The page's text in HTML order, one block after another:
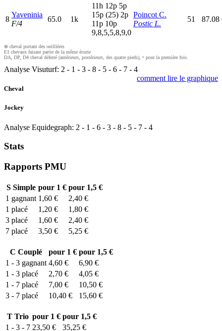
8
Yaveninia
F/4
65.0 1k
11h 12p 5p
15p (25) 2p
11p 10p
9,8,5,5,8,9,0
Poincot C.
Postic L.
51 87.08
⊗ cheval portant des oeilllères
E1 chevaux faisant partie de la même écurie
DA, DP, D4 cheval déferré (antérieurs, postérieurs, des quatre pieds), • pour la première fois.
Analyse Visuturf: 2 - 1 - 3 - 8 - 5 - 6 - 7 - 4
comment lire le graphique
Cheval
Jockey
Analyse Equidegraph: 2 - 1 - 6 - 3 - 8 - 5 - 7 - 4
Stats
Rapports PMU
SSimple pour 1 € pour 1,5 €
1 gagnant 1,60 €
2,40 €
1 placé 1,20 €
1,80 €
3 placé 1,60 €
2,40 €
7 placé 3,50 € 5,25 €
C Couplé pour 1 € pour 1,5 €
1 - 3 gagnant 4,60 €
6,90 €
1 - 3 placé 2,70 €
4,05 €
1 - 7 placé 7,00 €
10,50 €
3 - 7 placé 10,40 € 15,60 €
T Trio pour 1 € pour 1,5 €
1 - 3 - 7 23,50 € 35,25 €